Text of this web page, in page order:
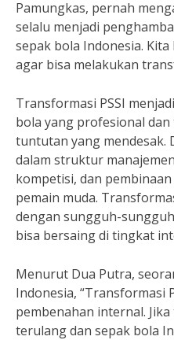
Pamungkas, pernah
selalu menjadi
sepak bola Indonesia.
agar bisa melakukan
Transformasi PSSI
bola yang profesional
tuntutan yang mendesak.
dalam struktur
kompetisi, dan
pemain muda.
dengan sungguh-
bisa bersaing di tingkat
Menurut Dua Putra,
Indonesia, “Transformasi
pembenahan internal.
terulang dan sepak bola